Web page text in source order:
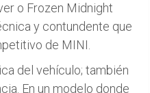
o Frozen Midnight
y contundente que
de MINI.
del vehículo; también
En un modelo donde